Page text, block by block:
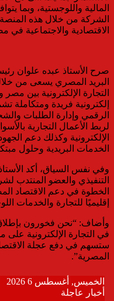
الشركة من خلال هذه
الاقتصادية والاجتماعية
صرح الأستاذ عبده علوان
البريد المصري يسعى من
التجارة الإلكترونية بين
إلكترونية فريدة
الرقمي وإدارة الطلبات
لربط الأعمال التجارية
الإلكترونية وكذلك دعم
الخدمات البريدية وحلول
وفي نفس السياق، أكد
التنفيذي والعضو المنتدب
الخطوة في دعم الاقتصاد
إقليميًا للتجارة والخدمات
وأضاف: “نحن فخورون
في التجارة الإلكترونية
ستسهم في دفع عجلة
المصرية”.